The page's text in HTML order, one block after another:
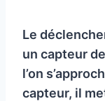
Le
un capteur
l’on
capteur, il